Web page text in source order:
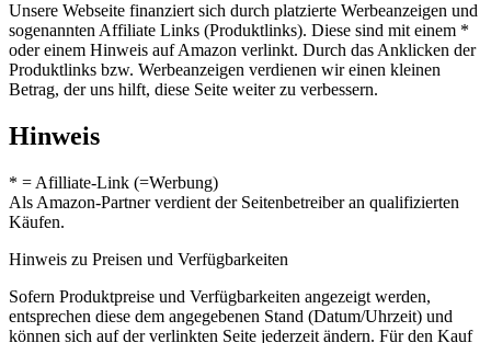
Unsere Webseite finanziert sich durch platzierte Werbeanzeigen und
sogenannten Affiliate Links (Produktlinks). Diese sind mit einem *
oder einem Hinweis auf Amazon verlinkt. Durch das Anklicken der
Produktlinks bzw. Werbeanzeigen verdienen wir einen kleinen
Betrag, der uns hilft, diese Seite weiter zu verbessern.
Hinweis
* = Afilliate-Link (=Werbung)
Als Amazon-Partner verdient der Seitenbetreiber an qualifizierten
Käufen.
Hinweis zu Preisen und Verfügbarkeiten
Sofern Produktpreise und Verfügbarkeiten angezeigt werden,
entsprechen diese dem angegebenen Stand (Datum/Uhrzeit) und
können sich auf der verlinkten Seite jederzeit ändern. Für den Kauf